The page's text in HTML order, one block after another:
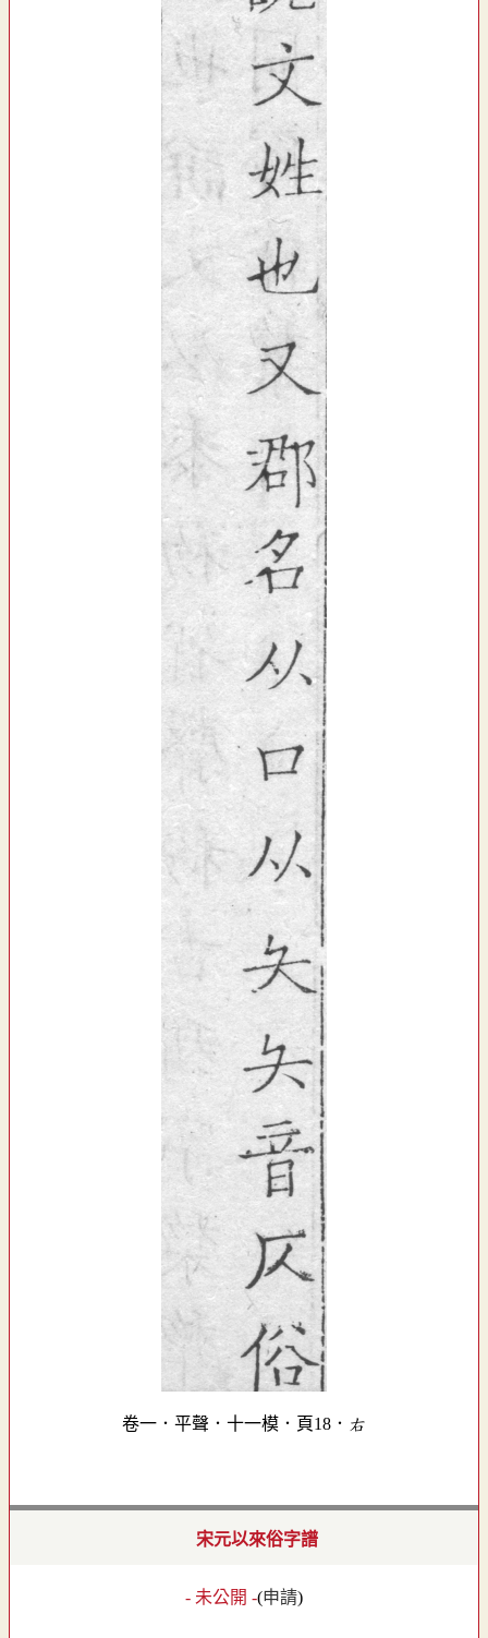
卷一．平聲．十一模．頁18．右
宋元以來俗字譜
- 未公開 -(申請)